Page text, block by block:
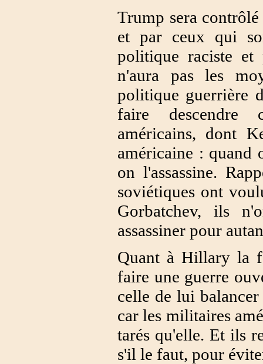
Trump sera
et par ceux qui
politique raciste et
n'aura pas les
politique guerrière
faire descendre
américains, dont
américaine : quand
on l'assassine.
soviétiques ont
Gorbatchev, ils
assassiner pour
Quant à Hillary la
faire une guerre
celle de lui
car les militaires
tarés qu'elle. Et ils
s'il le faut, pour